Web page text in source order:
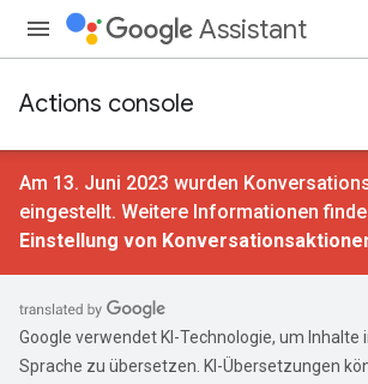
Assistant
Actions console
Am 13. Juni 2023 wurden
eingestellt. Weitere Informationen
Einstellung von
Google verwendet KI-Technologie, um Inhalte
Sprache zu übersetzen. KI-Übersetzungen